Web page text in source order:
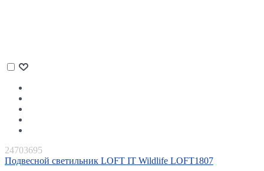
24703695
Подвесной светильник LOFT IT Wildlife LOFT1807